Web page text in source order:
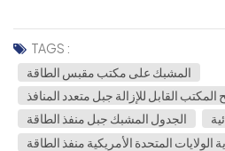
TAGS :
المشبك على مكتب مقبس الطاقة
القابل للإزالة جبل متعدد المنافذ
الجدول المشبك جبل منفذ الطاقة
المتحدة الأمريكية منفذ الطاقة